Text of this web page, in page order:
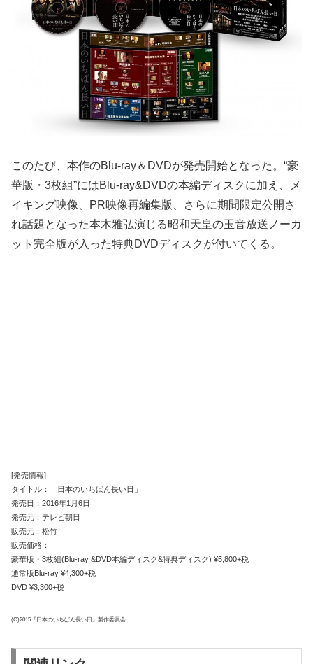
このたび、本作のBlu-ray＆DVDが発売開始となった。“豪
華版・3枚組”にはBlu‐ray&DVDの本編ディスクに加え、メ
イキング映像、PR映像再編集版、さらに期間限定公開さ
れ話題となった本木雅弘演じる昭和天皇の玉音放送ノーカ
ット完全版が入った特典DVDディスクが付いてくる。
[発売情報]
タイトル：「日本のいちばん長い日」
発売日：2016年1月6日
発売元：テレビ朝日
販売元：松竹
販売価格：
豪華版・3枚組(Blu-ray &DVD本編ディスク&特典ディスク) ¥5,800+税
通常版Blu‐ray ¥4,300+税
DVD ¥3,300+税
(C)2015『日本のいちばん長い日』製作委員会